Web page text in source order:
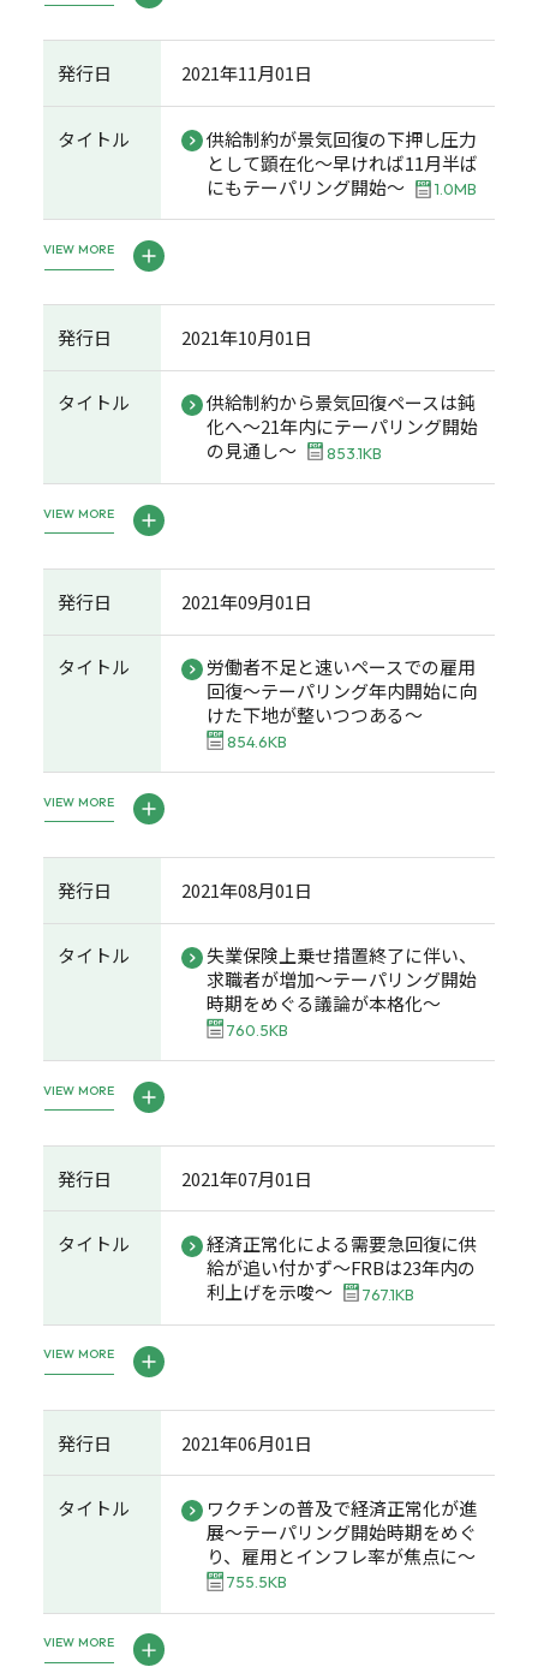
発行日 2021年11月01日
タイトル
供給制約が景気回復の下押し圧力
として顕在化～早ければ11月半ば
にもテーパリング開始～
1.0MB
VIEW MORE
発行日 2021年10月01日
タイトル
供給制約から景気回復ペースは鈍
化へ～21年内にテーパリング開始
の見通し～
853.1KB
VIEW MORE
発行日 2021年09月01日
タイトル
労働者不足と速いペースでの雇用
回復～テーパリング年内開始に向
けた下地が整いつつある～
854.6KB
VIEW MORE
発行日 2021年08月01日
タイトル
失業保険上乗せ措置終了に伴い、
求職者が増加～テーパリング開始
時期をめぐる議論が本格化～
760.5KB
VIEW MORE
発行日 2021年07月01日
タイトル
経済正常化による需要急回復に供
給が追い付かず～FRBは23年内の
利上げを示唆～
767.1KB
VIEW MORE
発行日 2021年06月01日
タイトル
ワクチンの普及で経済正常化が進
展～テーパリング開始時期をめぐ
り、雇用とインフレ率が焦点に～
755.5KB
VIEW MORE